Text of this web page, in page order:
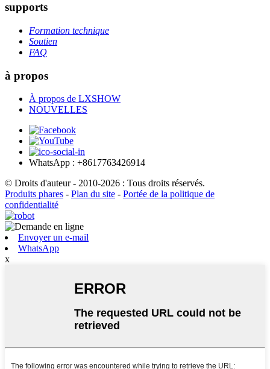
supports
Formation technique
Soutien
FAQ
à propos
À propos de LXSHOW
NOUVELLES
WhatsApp : +8617763426914
© Droits d'auteur - 2010-2026 : Tous droits réservés.
Produits phares - Plan du site - Portée de la politique de
confidentialité
Envoyer un e-mail
WhatsApp
x